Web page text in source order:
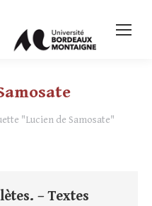
"Lucien de Samosate"
– Textes